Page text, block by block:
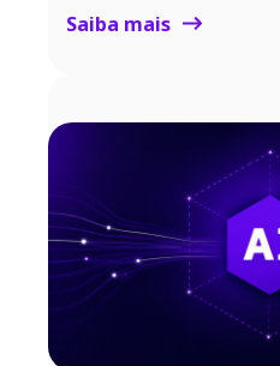
Saiba mais